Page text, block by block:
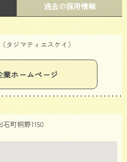
過去の採用情報
タジマティエスケイ）
業ホームページ
町桐野1150